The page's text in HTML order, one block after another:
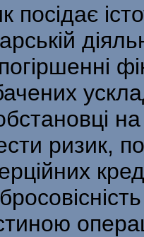
посідає
ризик,